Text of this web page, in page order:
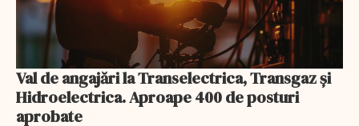
Val de angajări la Transelectrica, Transgaz și
Hidroelectrica. Aproape 400 de posturi
aprobate